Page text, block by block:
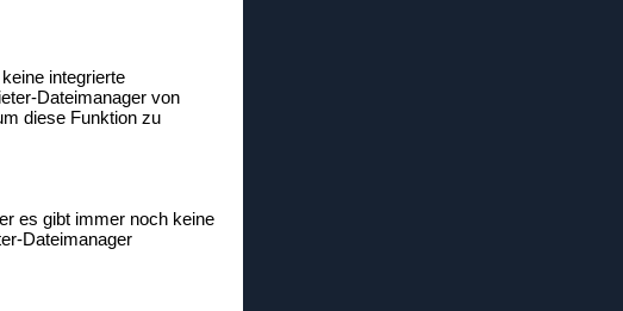
integrierte
Dateimanager von
diese Funktion zu
es gibt immer noch keine
Dateimanager